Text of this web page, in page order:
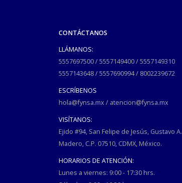
CONTÁCTANOS
LLÁMANOS:
5557697500/5557149400/5557149310
5557143648/5557690994/ 8002239672
ESCRÍBENOS
hola@fynsa.mx / atencion@fynsa.mx
VISÍTANOS:
Ejido #94, San Felipe de Jesús, Gustavo A.
Madero, C.P. 07510, CDMX, México.
HORARIOS DE ATENCIÓN:
Lunes a viernes: 9:00 - 17:30 hrs.